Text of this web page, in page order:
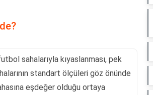
sahalarıyla kıyaslanması, pek
standart ölçüleri göz önünde
eşdeğer olduğu ortaya